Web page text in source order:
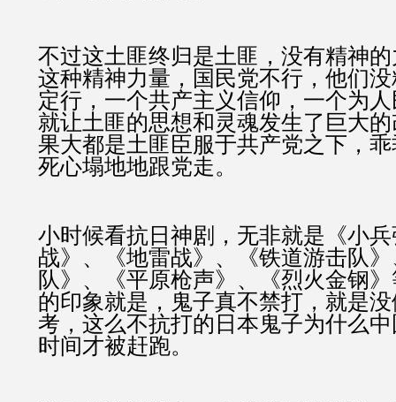
不过这土匪终归是土匪，没有精神
这种精神力量，国民党不行，他们
定行，一个共产主义信仰，一个为
就让土匪的思想和灵魂发生了巨大
果大都是土匪臣服于共产党之下，
死心塌地地跟党走。
小时候看抗日神剧，无非就是《小
战》、《地雷战》、《铁道游击队
队》、《平原枪声》、《烈火金钢
的印象就是，鬼子真不禁打，就是
考，这么不抗打的日本鬼子为什么
时间才被赶跑。